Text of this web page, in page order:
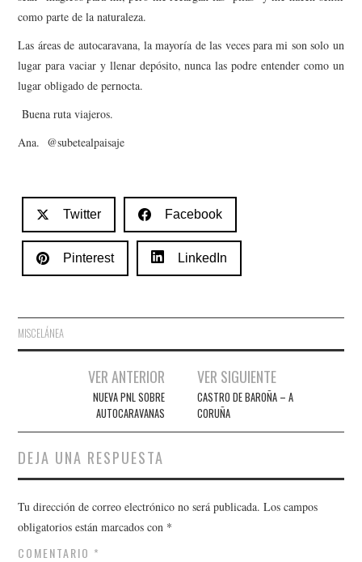
comoparte de la naturaleza.
Las áreas de autocaravana, la mayoría de las veces para mi son solo un
lugar para vaciar y llenar depósito, nunca las podre entender como un
lugar obligado de pernocta.
Buena ruta viajeros.
Ana. @subetealpaisaje
Twitter Facebook
Pinterest LinkedIn
MISCELÁNEA
Navegación
entradas
VER ANTERIOR
NUEVA PNL SOBRE
AUTOCARAVANAS
VER SIGUIENTE
CASTRO DE BAROÑA – A
CORUÑA
DEJA UNA RESPUESTA
Tu dirección de correo electrónico no será publicada. Los campos
obligatorios están marcados con *
COMENTARIO *